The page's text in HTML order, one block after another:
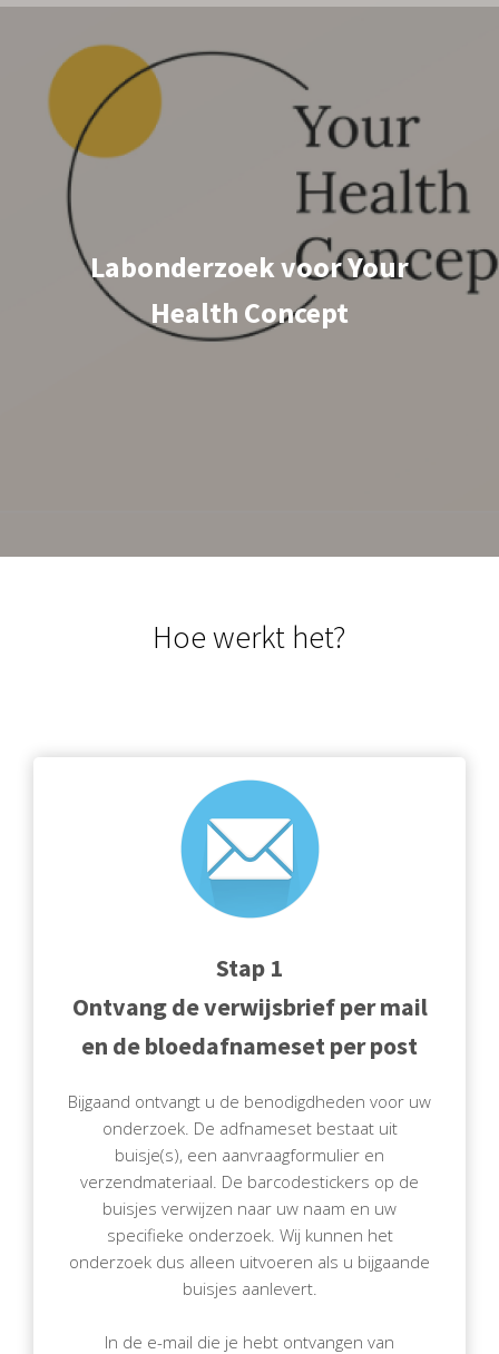
Labonderzoek voor Your
Health Concept
Hoe werkt het?
Stap 1
Ontvang de verwijsbrief per mail
en de bloedafnameset per post
Bijgaand ontvangt u de benodigdheden voor uw
onderzoek. De adfnameset bestaat uit
buisje(s), een aanvraagformulier en
verzendmateriaal. De barcodestickers op de
buisjes verwijzen naar uw naam en uw
specifieke onderzoek. Wij kunnen het
onderzoek dus alleen uitvoeren als u bijgaande
buisjes aanlevert.
In de e-mail die je hebt ontvangen van